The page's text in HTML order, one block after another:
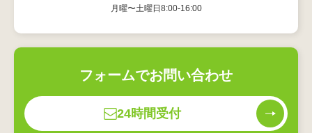
月曜〜土曜日8:00-16:00
フォームでお問い合わせ
24時間受付